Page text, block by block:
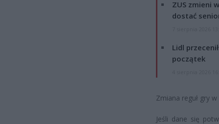
ZUS zmieni
dostać
Lidl
początek
Zmiana reguł gry
Jeśli dane się